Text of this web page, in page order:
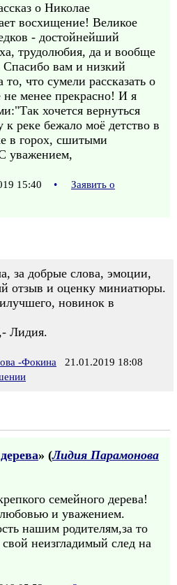
о Николае
восхищение! Великое
- достойнейший
трудолюбия, да и вообще
вам и низкий
то, что сумели рассказать о
не менее прекрасно! И я
хочется вернуться
к реке бежало моё детство в
в горох, сшитыми
уважением,
15:40 •
Заявить о
за добрые слова, эмоции,
отзыв и оценку миниатюры.
новинок в
Лидия.
-Фокина 21.01.2019 18:08
» (Лидия Парамонова
семейного дерева!
и уважением.
нашим родителям,за то
неизгладимый след на